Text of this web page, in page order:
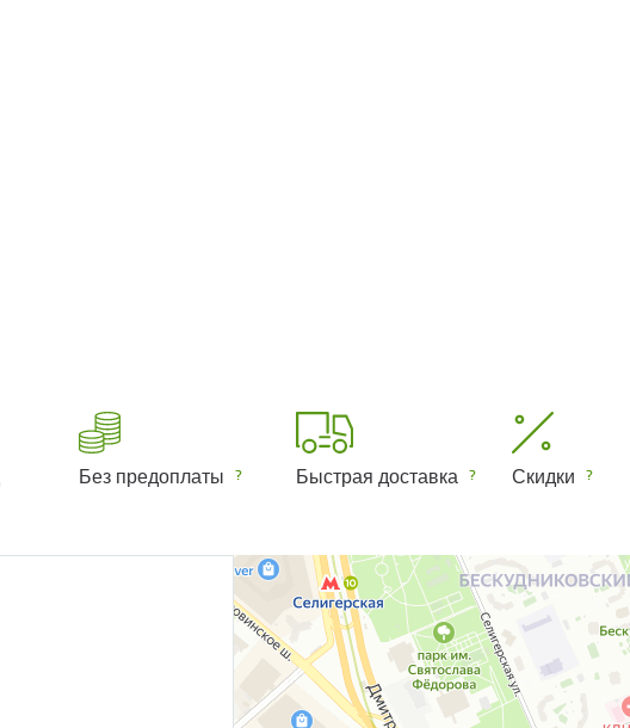
Без предоплаты Быстрая доставка Скидки